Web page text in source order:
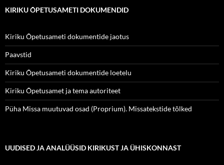
KIRIKU ÕPETUSAMETI DOKUMENDID
Kiriku Õpetusameti dokumentide jaotus
Paavstid
Kiriku Õpetusameti dokumentide loetelu
Kiriku Õpetusamet ja tema autoriteet
Püha Missa muutuvad osad (Proprium). Missatekstide tõlked
UUDISED JA ANALÜÜSID KIRIKUST JA ÜHISKONNAST